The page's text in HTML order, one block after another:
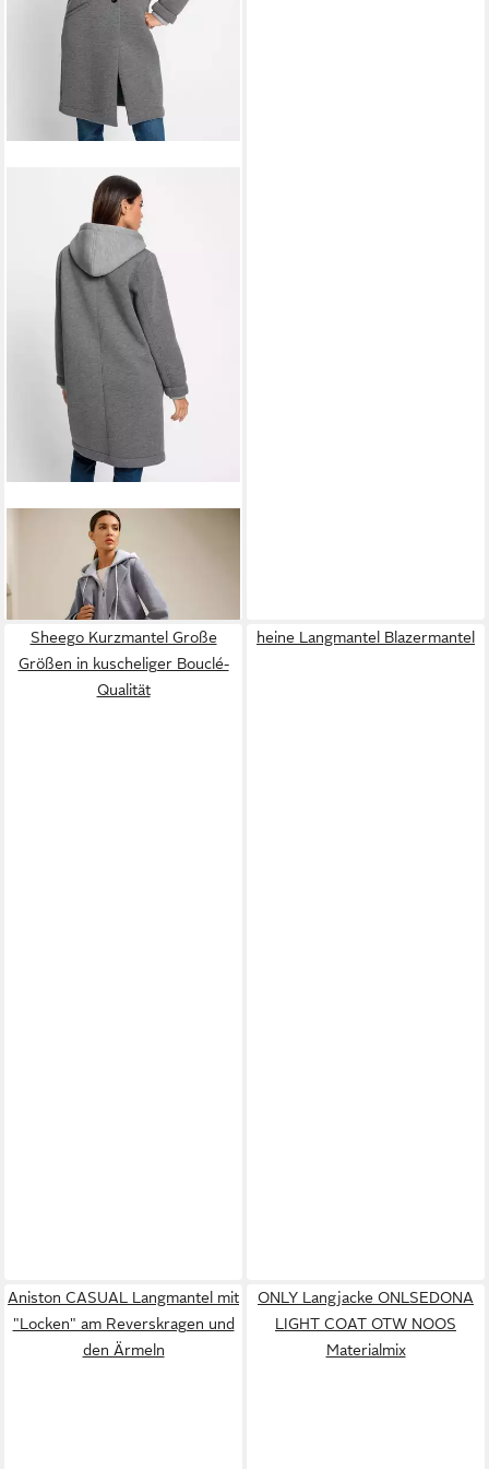
Langmantel Mantel
169,00 €
Sheego Kurzmantel Große
Größen in kuscheliger Bouclé-
Qualität
heine Langmantel Blazermantel
Aniston CASUAL Langmantel mit
"Locken" am Reverskragen und
den Ärmeln
ONLY Langjacke ONLSEDONA
LIGHT COAT OTW NOOS
Materialmix